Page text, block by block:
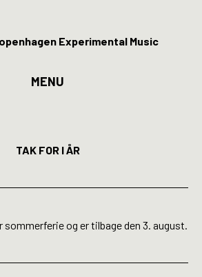
MENU
Billetter
INFO
TAK FOR I ÅR
sommerferie og er tilbage den 3. august.